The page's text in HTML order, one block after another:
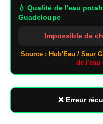
💧 Qualité de l'eau
Guadeloupe
Impossible de
Source : Hub'Eau / Saur
de l'eau
❌ Erreur